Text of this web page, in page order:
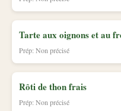
Tarte aux oignons et au
Prép: Non précisé
Rôti de thon frais
Prép: Non précisé